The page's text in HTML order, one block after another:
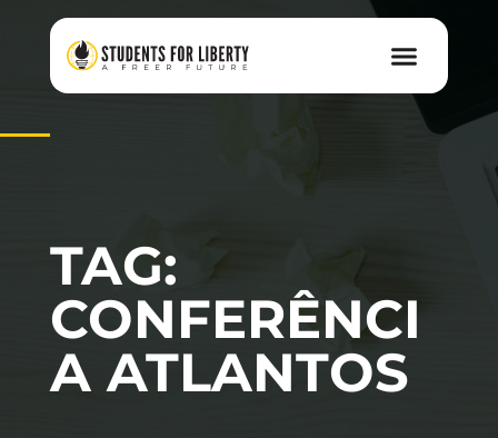
TAG:
CONFERÊNCI
A ATLANTOS